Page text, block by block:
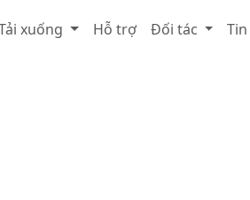
xuống Hỗ trợ Đối tác